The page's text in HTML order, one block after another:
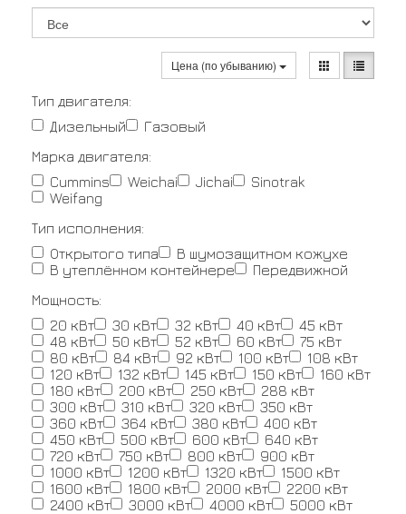
Цена (по убыванию)
Тип двигателя:
Дизельный
Газовый
Марка двигателя:
Cummins
Weichai Jichai
Sinotrak
Weifang
Тип исполнения:
Открытого типа
В шумозащитном кожухе
В утеплённом контейнере
Передвижной
Мощность:
20 кВт
30 кВт 32 кВт 40 кВт
45 кВт
48 кВт
50 кВт 52 кВт 60 кВт
75 кВт
80 кВт
84 кВт 92 кВт 100 кВт
108 кВт
120 кВт
132 кВт 145 кВт 150 кВт
160 кВт
180 кВт
200 кВт 250 кВт
288 кВт
300 кВт
310 кВт 320 кВт
350 кВт
360 кВт
364 кВт 380 кВт
400 кВт
450 кВт
500 кВт 600 кВт
640 кВт
720 кВт
750 кВт 800 кВт
900 кВт
1000 кВт
1200 кВт 1320 кВт
1500 кВт
1600 кВт
1800 кВт 2000 кВт
2200 кВт
2400 кВт
3000 кВт 4000 кВт 5000 кВт